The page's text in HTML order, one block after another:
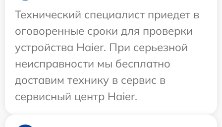
Технический специалист приедет в
оговоренные сроки для проверки
устройства Haier. При серьезной
неисправности мы бесплатно
доставим технику в сервис в
сервисный центр Haier.